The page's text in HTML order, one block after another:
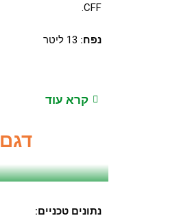
CFF.
נפח:
קרא עוד
דגם CFF 45
נתונים טכניים: